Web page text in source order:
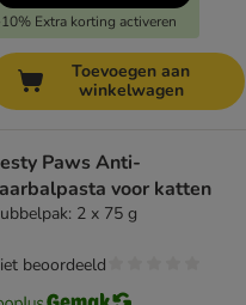
Extra korting activeren
Toevoegen aan
winkelwagen
Paws Anti-
voor katten
2 x 75 g
beoordeeld